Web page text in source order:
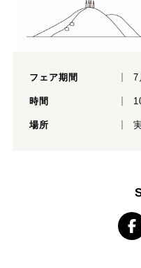
フェア期間 7
時間
場所